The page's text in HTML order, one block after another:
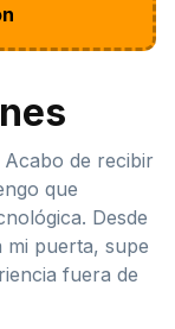
Acabo de recibir
que
Desde
mi puerta, supe
fuera de